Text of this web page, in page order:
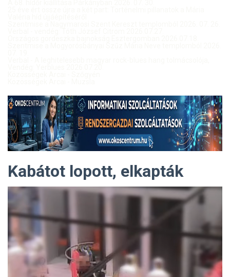
Kabátot lopott, elkapták